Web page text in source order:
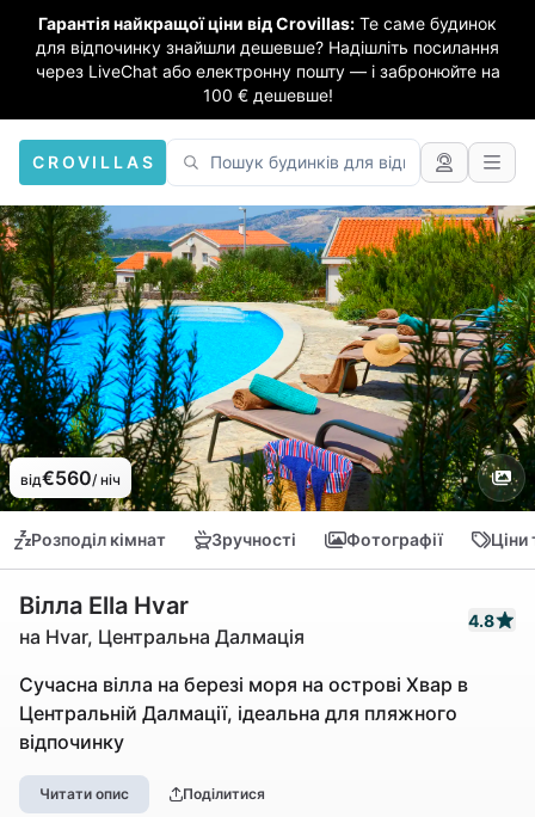
Гарантія найкращої ціни від Crovillas: Те саме будинок
для відпочинку знайшли дешевше? Надішліть посилання
через LiveChat або електронну пошту — і забронюйте на
100 € дешевше!
CROVILLAS
від€560/ ніч
Розподіл кімнат Зручності Фотографії Ціни
Вілла Ella Hvar
на Hvar, Центральна Далмація
4.8
Сучасна вілла на березі моря на острові Хвар в
Центральній Далмації, ідеальна для пляжного
відпочинку
Читати опис Поділитися